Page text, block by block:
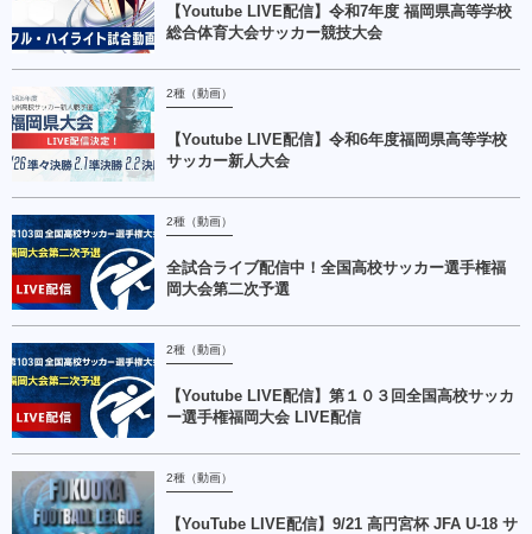
【Youtube LIVE配信】令和7年度 福岡県高等学校
総合体育大会サッカー競技大会
2種（動画）
【Youtube LIVE配信】令和6年度福岡県高等学校
サッカー新人大会
2種（動画）
全試合ライブ配信中！全国高校サッカー選手権福
岡大会第二次予選
2種（動画）
【Youtube LIVE配信】第１０３回全国高校サッカ
ー選手権福岡大会 LIVE配信
2種（動画）
【YouTube LIVE配信】9/21 高円宮杯 JFA U-18 サ